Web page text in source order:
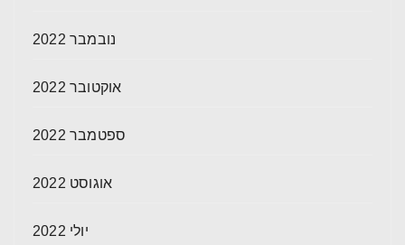
נובמבר 2022
אוקטובר 2022
ספטמבר 2022
אוגוסט 2022
יולי 2022